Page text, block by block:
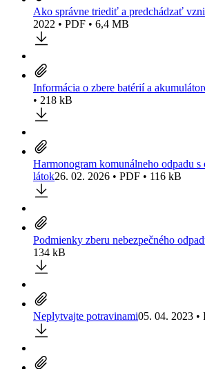
Ako správne triediť a predchádzať
2022 • PDF • 6,4 MB
Informácia o zbere batérií a
• 218 kB
Harmonogram komunálneho odpadu
látok26. 02. 2026 • PDF • 116 kB
Podmienky zberu nebezpečného
134 kB
Neplytvajte potravinami05. 04. 2023 •